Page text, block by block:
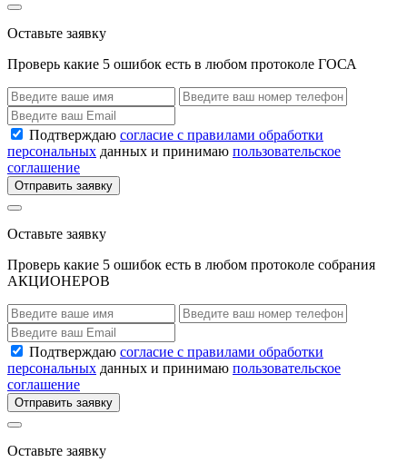
Оставьте заявку
Проверь какие 5 ошибок есть в любом протоколе ГОСА
Подтверждаю согласие с правилами обработки
персональных данных и принимаю пользовательское
соглашение
Отправить заявку
Оставьте заявку
Проверь какие 5 ошибок есть в любом протоколе собрания
АКЦИОНЕРОВ
Подтверждаю согласие с правилами обработки
персональных данных и принимаю пользовательское
соглашение
Отправить заявку
Оставьте заявку